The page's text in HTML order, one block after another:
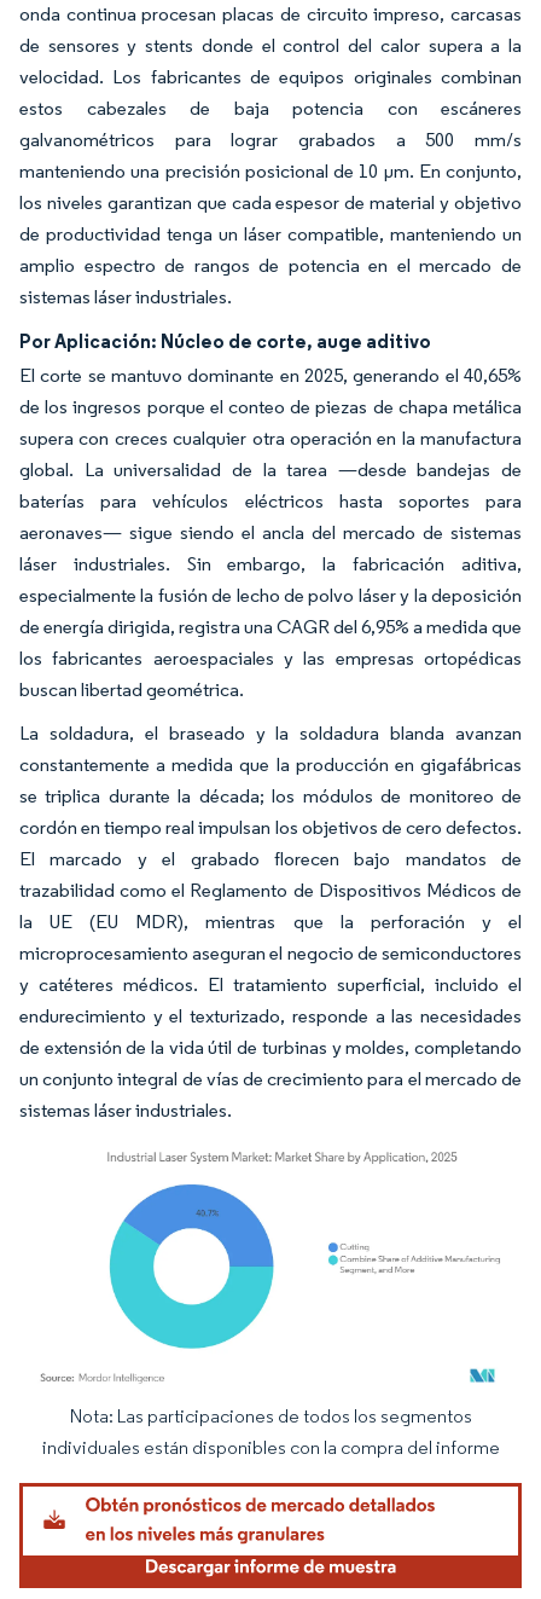
onda continua procesan placas de circuito impreso, carcasas
de sensores y stents donde el control del calor supera a la
velocidad. Los fabricantes de equipos originales combinan
estos cabezales de baja potencia con escáneres
galvanométricos para lograr grabados a 500 mm/s
manteniendo una precisión posicional de 10 µm. En conjunto,
los niveles garantizan que cada espesor de material y objetivo
de productividad tenga un láser compatible, manteniendo un
amplio espectro de rangos de potencia en el mercado de
sistemas láser industriales.
Por Aplicación: Núcleo de corte, auge aditivo
El corte se mantuvo dominante en 2025, generando el 40,65%
de los ingresos porque el conteo de piezas de chapa metálica
supera con creces cualquier otra operación en la manufactura
global. La universalidad de la tarea —desde bandejas de
baterías para vehículos eléctricos hasta soportes para
aeronaves— sigue siendo el ancla del mercado de sistemas
láser industriales. Sin embargo, la fabricación aditiva,
especialmente la fusión de lecho de polvo láser y la deposición
de energía dirigida, registra una CAGR del 6,95% a medida que
los fabricantes aeroespaciales y las empresas ortopédicas
buscan libertad geométrica.
La soldadura, el braseado y la soldadura blanda avanzan
constantemente a medida que la producción en gigafábricas
se triplica durante la década; los módulos de monitoreo de
cordón en tiempo real impulsan los objetivos de cero defectos.
El marcado y el grabado florecen bajo mandatos de
trazabilidad como el Reglamento de Dispositivos Médicos de
la UE (EU MDR), mientras que la perforación y el
microprocesamiento aseguran el negocio de semiconductores
y catéteres médicos. El tratamiento superficial, incluido el
endurecimiento y el texturizado, responde a las necesidades
de extensión de la vida útil de turbinas y moldes, completando
un conjunto integral de vías de crecimiento para el mercado de
sistemas láser industriales.
Imagen © Mordor Intelligence. El uso requiere atribución según CC BY 4.0.
Nota: Las participaciones de todos los segmentos
individuales están disponibles con la compra del informe